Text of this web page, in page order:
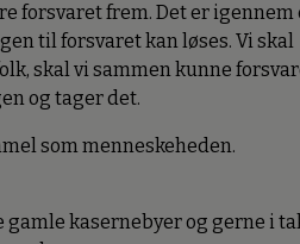
forsvaret frem. Det er igennem
til forsvaret kan løses. Vi skal
skal vi sammen kunne
og tager det.
som menneskeheden.
kasernebyer og gerne i